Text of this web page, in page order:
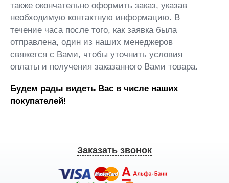
также окончательно оформить заказ, указав
необходимую контактную информацию. В
течение часа после того, как заявка была
отправлена, один из наших менеджеров
свяжется с Вами, чтобы уточнить условия
оплаты и получения заказанного Вами товара.
Будем рады видеть Вас в числе наших
покупателей!
Заказать звонок